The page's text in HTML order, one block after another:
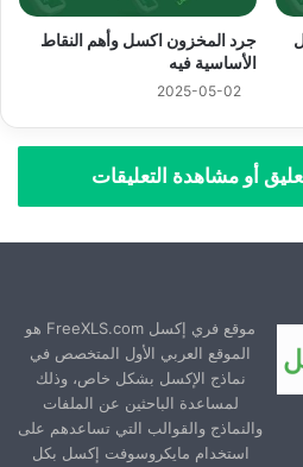
جرد المخزون اكسل وأهم النقاط
الأساسية فيه
2025-05-02
أو مشاهدة التعليقات
موقع فري إكسل FreeXLS.com هو
الموقع العربي الأول المتخصص في
نماذج الإكسل بشكل خاص، وذلك
لمساعدة الباحثين عن الملفات
والنماذج والقوالب التي تساعدهم على
استخدام مايكروسوفت إكسل بكل